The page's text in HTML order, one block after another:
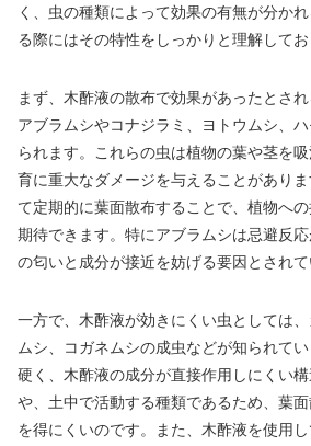
く、虫の種類によって効果の有無が分か
る際にはその特性をしっかりと理解してお
まず、木酢液の散布で効果があったとされ
アブラムシやコナジラミ、ヨトウムシ、
られます。これらの虫は植物の葉や茎を
育に重大なダメージを与えることがあり
て定期的に葉面散布することで、植物へ
期待できます。特にアブラムシは忌避反
の匂いと成分が接近を妨げる要因とされて
一方で、木酢液が効きにくい虫としては
ムシ、コガネムシの成虫などが知られて
硬く、木酢液の成分が直接作用しにくい
や、土中で活動する種類であるため、葉
を得にくいのです。また、木酢液を使用